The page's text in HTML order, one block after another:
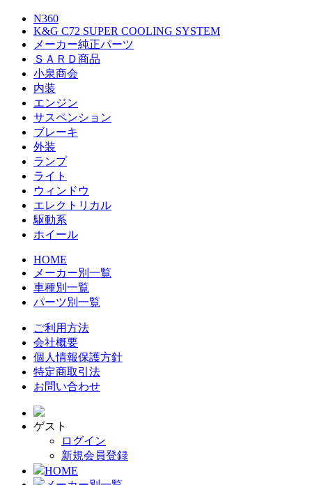
N360
K&G C72 SUPER COOLING SYSTEM
メーカー純正パーツ
ＳＡＲＤ商品
小泉商会
内装
エンジン
サスペンション
ブレーキ
外装
ランプ
ライト
ウィンドウ
エレクトリカル
駆動系
ホイール
HOME
メーカー別一覧
車種別一覧
パーツ別一覧
ご利用方法
会社概要
個人情報保護方針
特定商取引法
お問い合わせ
ゲスト
ログイン
新規会員登録
HOME